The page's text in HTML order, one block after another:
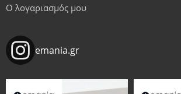
Ο λογαριασμός μου
emania.gr